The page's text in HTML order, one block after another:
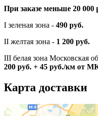
При заказе меньше 20 000
I зеленая зона - 490 руб.
II желтая зона - 1 200 руб.
III белая зона Московская
200 руб. + 45 руб./км от
Карта доставки